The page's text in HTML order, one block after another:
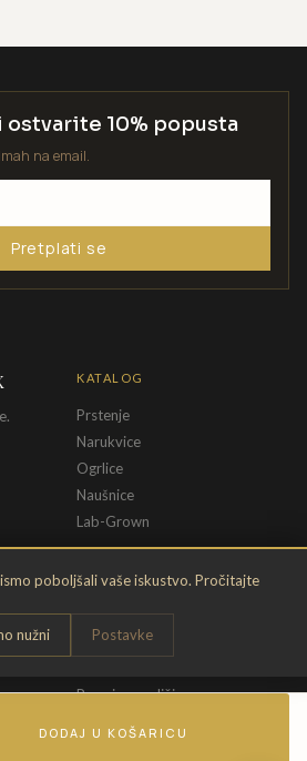
DODAJ U KOŠARICU
poboljšali vaše iskustvo. Pročitajte
nužni Postavke
10% popusta
na email.
Pretplati se
KATALOG
Prstenje
Narukvice
Ogrlice
Naušnice
Lab-Grown
PRAVNE ODREDBE
Pravila privatnosti
Opći uvjeti
Promjena veličine